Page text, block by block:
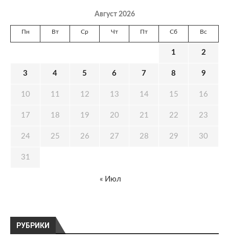
РУБРИКИ
Август 2026
Пн Вт Ср Чт Пт Сб Вс
1 2
3 4 5 6 7 8 9
10 11 12 13 14 15 16
17 18 19 20 21 22 23
24 25 26 27 28 29 30
31
« Июл